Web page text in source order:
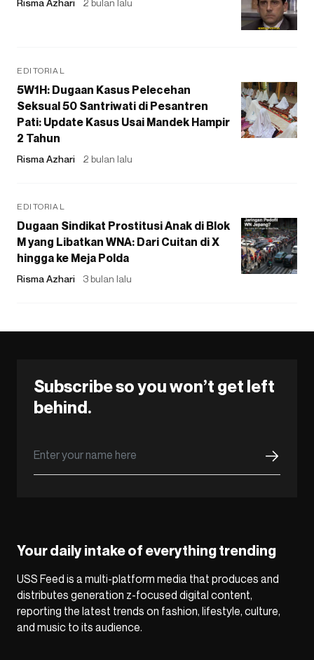
EDITORIAL
5W1H: Dugaan Kasus Pelecehan
Seksual 50 Santriwati di Pesantren
Pati: Update Kasus Usai Mandek Hampir
2 Tahun
Risma Azhari 2 bulan lalu
EDITORIAL
Dugaan Sindikat Prostitusi Anak di Blok
M yang Libatkan WNA: Dari Cuitan di X
hingga ke Meja Polda
Risma Azhari 3 bulan lalu
Subscribe so you won’t get left
behind.
Your daily intake of everything trending
USS Feed is a multi-platform media that produces and
distributes generation z-focused digital content,
reporting the latest trends on fashion, lifestyle, culture,
and music to its audience.